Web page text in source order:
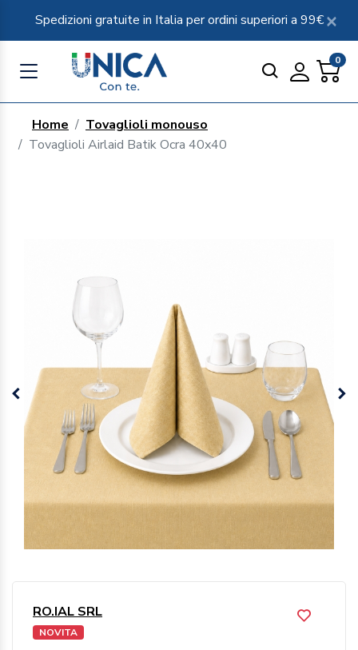
Spedizioni gratuite in Italia per ordini superiori a 99€
0
Home
Tovaglioli monouso
Tovaglioli Airlaid Batik Ocra 40x40
RO.IAL SRL
NOVITA